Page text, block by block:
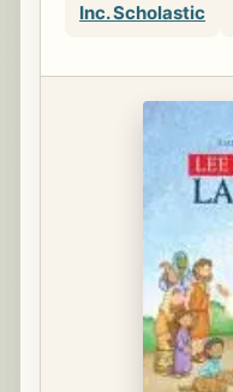
Inc. Scholastic